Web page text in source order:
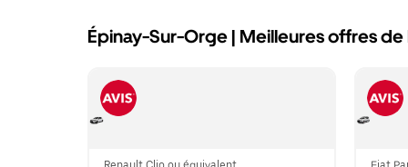
Épinay-Sur-Orge | Meilleures offres